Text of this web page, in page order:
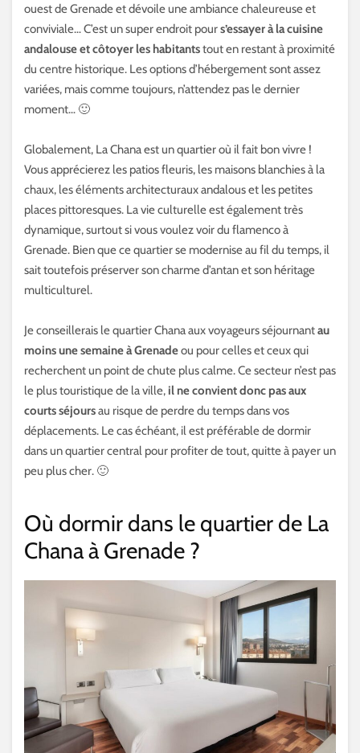
ouest de Grenade et dévoile une ambiance chaleureuse et
conviviale… C’est un super endroit pours’essayer à la cuisine
andalouse et côtoyer les habitantstout en restant à proximité
du centre historique. Les options d’hébergement sont assez
variées, mais comme toujours, n’attendez pas le dernier
moment… 🙂
Globalement, La Chana est un quartier où il fait bon vivre !
Vous apprécierez les patios fleuris, les maisons blanchies à la
chaux, les éléments architecturaux andalous et les petites
places pittoresques. La vie culturelle est également très
dynamique, surtout si vous voulez voir du flamenco à
Grenade. Bien que ce quartier se modernise au fil du temps, il
sait toutefois préserver son charme d’antan et son héritage
multiculturel.
Je conseillerais le quartier Chana aux voyageurs séjournantau
moins une semaine à Grenadeou pour celles et ceux qui
recherchent un point de chute plus calme. Ce secteur n’est pas
le plus touristique de la ville, il ne convient donc pas aux
courts séjoursau risque de perdre du temps dans vos
déplacements. Le cas échéant, il est préférable de dormir
dans un quartier central pour profiter de tout, quitte à payer un
peu plus cher. 🙂
Où dormir dans le quartier de La
Chana à Grenade ?